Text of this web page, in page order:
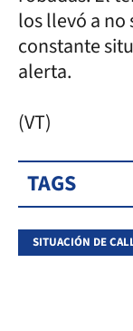
los llevó a no
constante
alerta.
(VT)
TAGS
SITUACIÓN DE